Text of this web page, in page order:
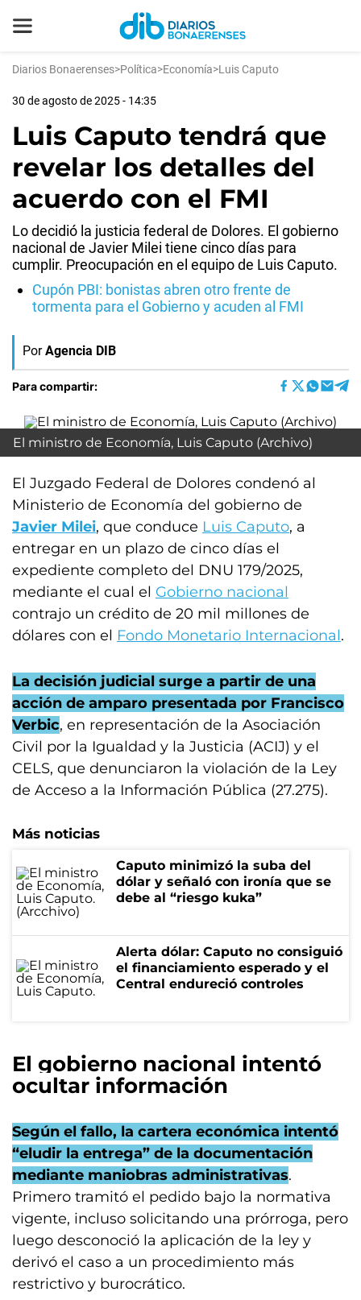
Diarios Bonaerenses>Política>Economía>Luis Caputo
30 de agosto de 2025 - 14:35
Luis Caputo tendrá que
revelar los detalles del
acuerdo con el FMI
Lo decidió la justicia federal de Dolores. El gobierno
nacional de Javier Milei tiene cinco días para
cumplir. Preocupación en el equipo de Luis Caputo.
Cupón PBI: bonistas abren otro frente de
tormenta para el Gobierno y acuden al FMI
Por Agencia DIB
Para compartir:
El ministro de Economía, Luis Caputo (Archivo)
El Juzgado Federal de Dolores condenó al
Ministerio de Economía del gobierno de
Javier Milei, que conduce Luis Caputo, a
entregar en un plazo de cinco días el
expediente completo del DNU 179/2025,
mediante el cual el Gobierno nacional
contrajo un crédito de 20 mil millones de
dólares con el Fondo Monetario Internacional.
La decisión judicial surge a partir de una
acción de amparo presentada por Francisco
Verbic, en representación de la Asociación
Civil por la Igualdad y la Justicia (ACIJ) y el
CELS, que denunciaron la violación de la Ley
de Acceso a la Información Pública (27.275).
Más noticias
Caputo minimizó la suba del
dólar y señaló con ironía que se
debe al “riesgo kuka”
Alerta dólar: Caputo no consiguió
el financiamiento esperado y el
Central endureció controles
El gobierno nacional intentó
ocultar información
Según el fallo, la cartera económica intentó
“eludir la entrega” de la documentación
mediante maniobras administrativas.
Primero tramitó el pedido bajo la normativa
vigente, incluso solicitando una prórroga, pero
luego desconoció la aplicación de la ley y
derivó el caso a un procedimiento más
restrictivo y burocrático.